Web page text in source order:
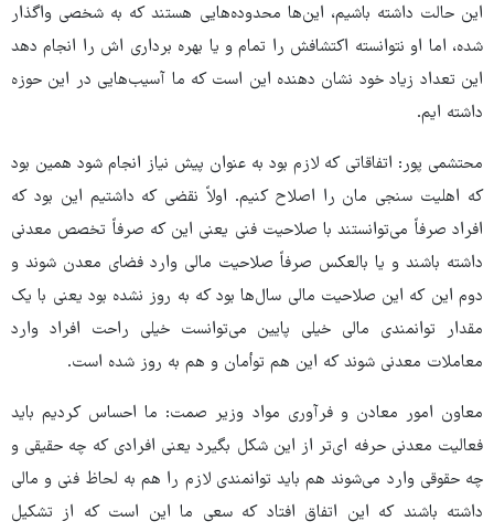
این حالت داشته باشیم، این‌ها محدوده‌هایی هستند که به شخصی واگذار
شده، اما او نتوانسته اکتشافش را تمام و یا بهره برداری اش را انجام دهد
این تعداد زیاد خود نشان دهنده این است که ما آسیب‌هایی در این حوزه
داشته ایم.
محتشمی پور: اتفاقاتی که لازم بود به عنوان پیش نیاز انجام شود همین بود
که اهلیت سنجی مان را اصلاح کنیم. اولاً نقضی که داشتیم این بود که
افراد صرفاً می‌توانستند با صلاحیت فنی یعنی این که صرفاً تخصص معدنی
داشته باشند و یا بالعکس صرفاً صلاحیت مالی وارد فضای معدن شوند و
دوم این که این صلاحیت مالی سال‌ها بود که به روز نشده بود یعنی با یک
مقدار توانمندی مالی خیلی پایین می‌توانست خیلی راحت افراد وارد
معاملات معدنی شوند که این هم توأمان و هم به روز شده است.
معاون امور معادن و فرآوری مواد وزیر صمت: ما احساس کردیم باید
فعالیت معدنی حرفه ای‌تر از این شکل بگیرد یعنی افرادی که چه حقیقی و
چه حقوقی وارد می‌شوند هم باید توانمندی لازم را هم به لحاظ فنی و مالی
داشته باشند که این اتفاق افتاد که سعی ما این است که از تشکیل